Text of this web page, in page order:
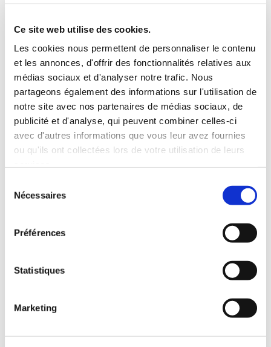
Ce site web utilise des cookies.
Les cookies nous permettent de personnaliser le contenu
et les annonces, d'offrir des fonctionnalités relatives aux
médias sociaux et d'analyser notre trafic. Nous
partageons également des informations sur l'utilisation de
notre site avec nos partenaires de médias sociaux, de
publicité et d'analyse, qui peuvent combiner celles-ci
avec d'autres informations que vous leur avez fournies
ou qu'ils ont collectées lors de votre utilisation de leurs
Nécessaires
Préférences
Statistiques
Marketing
INCLUS À LA LOCATION
Killométrage illimité
Assurance tous risques (hors franchise)
Carburant : plein à rendre plein
CONDITIONS DE LOCATION
Age minimum :20 ans
ASSURANCE
Franchise :1500 €